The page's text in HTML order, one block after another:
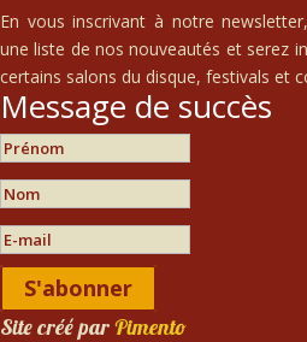
En vous inscrivant à notre
une liste de nos nouveautés et serez
certains salons du disque, festivals et
Message de succès
S'abonner
Site créé parPimento